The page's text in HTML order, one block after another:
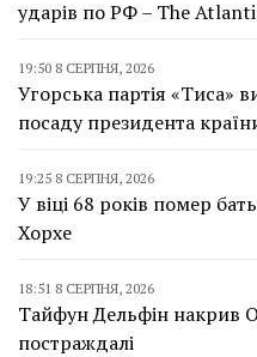
ударів по РФ – The
19:50 8 СЕРПНЯ, 2026
Угорська партія «Тиса»
посаду президента
19:25 8 СЕРПНЯ, 2026
У віці 68 років помер
Хорхе
18:51 8 СЕРПНЯ, 2026
Тайфун Дельфін накрив
постраждалі